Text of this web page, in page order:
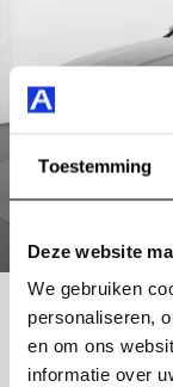
Toestemming
Deze website
We gebruiken
personaliseren,
en om ons
informatie over
Audi e-tron
55 quattro